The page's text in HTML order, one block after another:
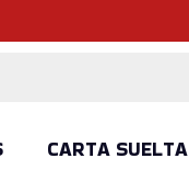
CARTA SUELTA